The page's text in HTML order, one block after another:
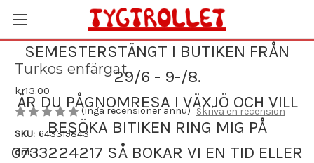
SEMESTERSTÄNGT I BUTIKEN FRÅN
29/6 - 9-/8.
ÄR DU PÅGNOMRESA I VÄXJÖ OCH VILL
BESÖKA BITIKEN RING MIG PÅ
0733224217 SÅ BOKAR VI EN TID ELLER
Turkos enfärgat
kr13.00
(inga recensioner ännu) Skriva en recension
SKU: 643319843
dm: 1